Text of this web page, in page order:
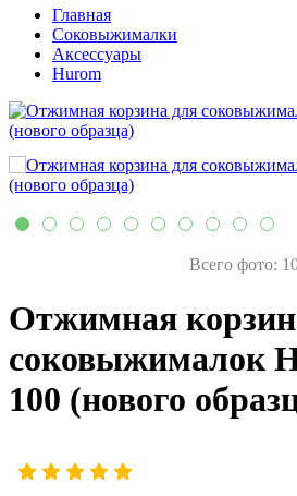
Главная
Соковыжималки
Аксессуары
Hurom
Всего фото:
Отжимная
соковыжималок
100 (нового